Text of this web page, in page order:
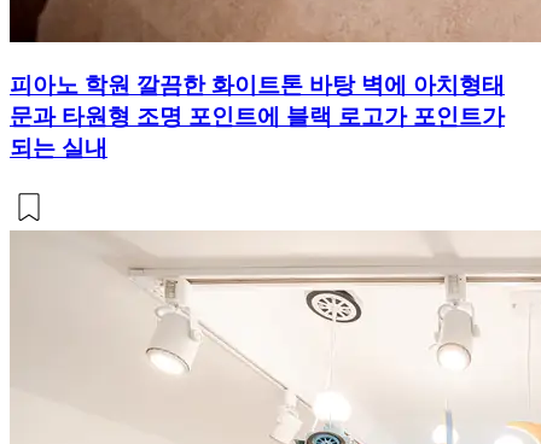
피아노 학원 깔끔한 화이트톤 바탕 벽에 아치형태
문과 타원형 조명 포인트에 블랙 로고가 포인트가
되는 실내